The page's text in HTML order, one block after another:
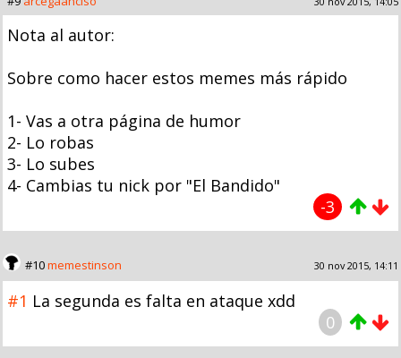
Nota al autor:
Sobre como hacer estos memes más rápido
1- Vas a otra página de humor
2- Lo robas
3- Lo subes
4- Cambias tu nick por "El Bandido"
-3
#10memestinson 30 nov 2015, 14:11
#1 La segunda es falta en ataque xdd
0